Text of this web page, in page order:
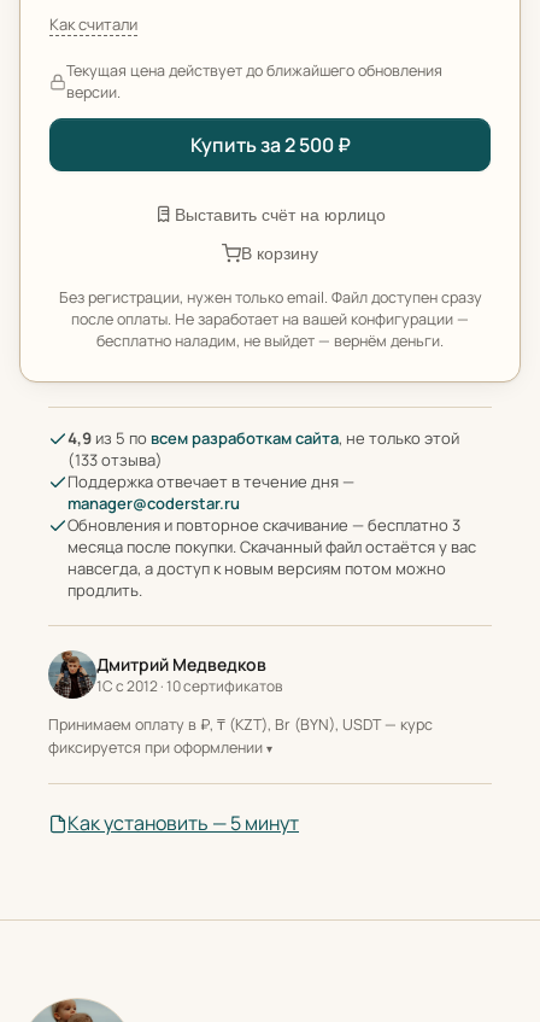
Как считали
Текущая цена действует до ближайшего обновления
версии.
Купить за 2 500 ₽
Выставить счёт на юрлицо
В корзину
Без регистрации, нужен только email. Файл доступен сразу
после оплаты. Не заработает на вашей конфигурации —
бесплатно наладим, не выйдет — вернём деньги.
4,9 из 5 по всем разработкам сайта, не только этой
(133 отзыва)
Поддержка отвечает в течение дня —
manager@coderstar.ru
Обновления и повторное скачивание — бесплатно 3
месяца после покупки. Скачанный файл остаётся у вас
навсегда, а доступ к новым версиям потом можно
продлить.
Дмитрий Медведков
1С с 2012 · 10 сертификатов
Принимаем оплату в ₽, ₸ (KZT), Br (BYN), USDT — курс
фиксируется при оформлении
Как установить — 5 минут